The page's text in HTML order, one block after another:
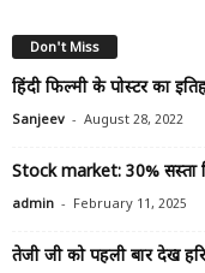
Don't Miss
हिंदी फिल्मी के पोस्टर का
Sanjeev - August 28, 2022
Stock market: 30% सस्ता
admin - February 11, 2025
तेजी जी को पहली बार देख